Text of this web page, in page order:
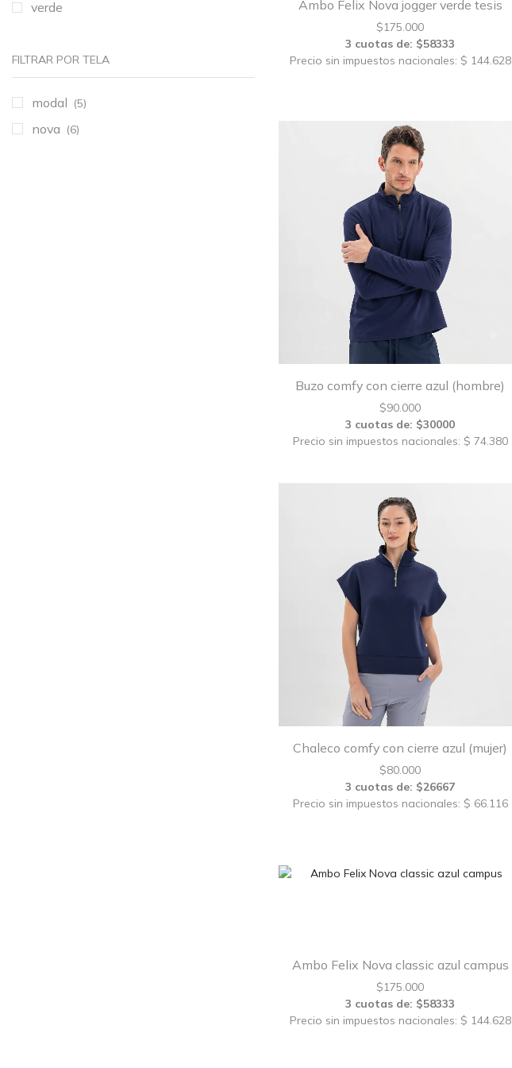
Ambo Felix Nova jogger verde tesis
$175.000
3 cuotas de: $58333
Precio sin impuestos nacionales: $ 144.628
Buzo comfy con cierre azul (hombre)
$90.000
3 cuotas de: $30000
Precio sin impuestos nacionales: $ 74.380
Chaleco comfy con cierre azul (mujer)
$80.000
3 cuotas de: $26667
Precio sin impuestos nacionales: $ 66.116
Ambo Felix Nova classic azul campus
$175.000
3 cuotas de: $58333
Precio sin impuestos nacionales: $ 144.628
verde
FILTRAR POR TELA
modal (5)
nova (6)